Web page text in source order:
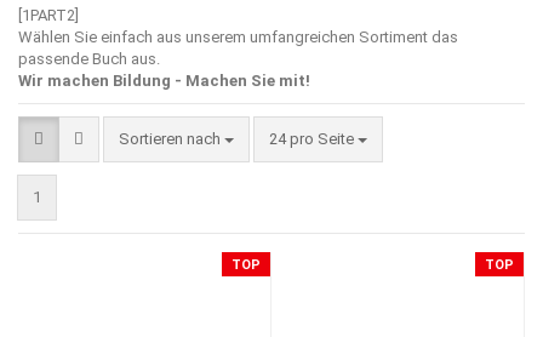
[1PART2]
Wählen Sie einfach aus unserem umfangreichen Sortiment das
passende Buch aus.
Wir machen Bildung - Machen Sie mit!
Sortieren nach
Sortieren nach 24 pro Seite
pro Seite
1
TOP TOP